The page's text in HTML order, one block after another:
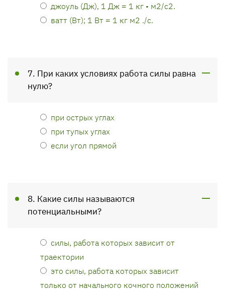
джоуль (Дж), 1 Дж = 1 кг • м2/с2.
ватт (Вт); 1 Вт = 1 кг м2 ./с.
7. При каких условиях работа силы равна
нулю?
при острых углах
при тупых углах
если угол прямой
8. Какие силы называются
потенциальными?
силы, работа которых зависит от
траектории
это силы, работа которых зависит
только от начального кочного положений